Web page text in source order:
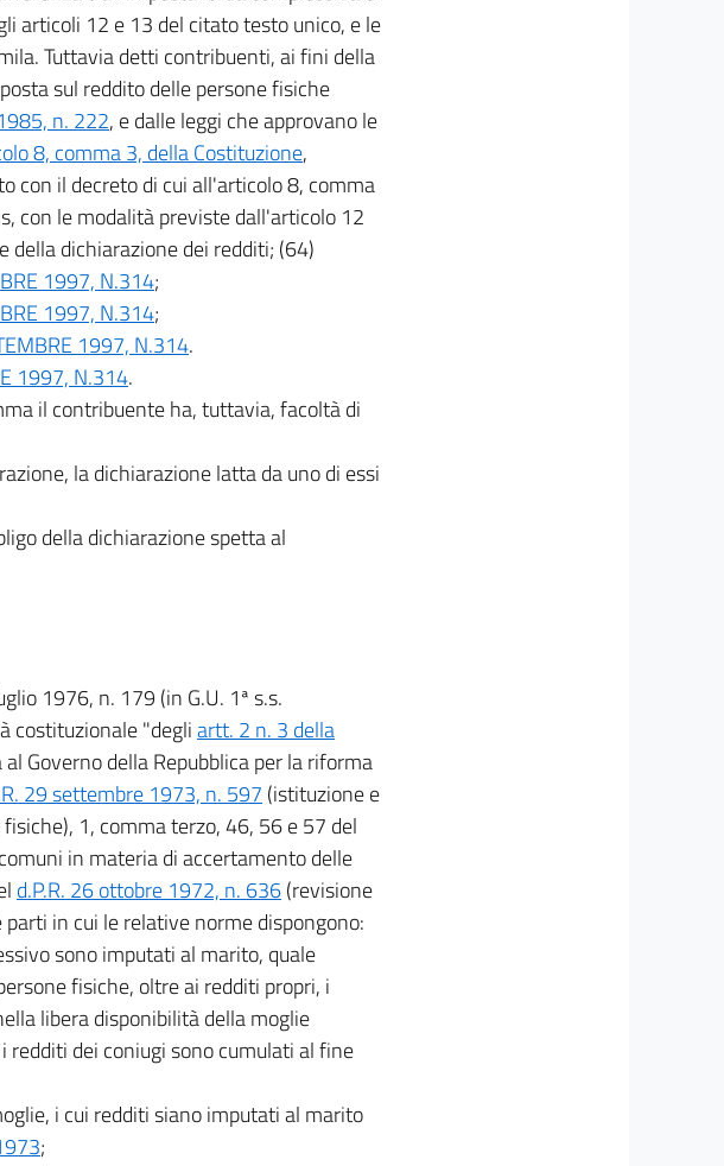
articoli 12 e 13 del citato testo unico, e le
Tuttavia detti contribuenti, ai fini della
sul reddito delle persone fisiche
n. 222, e dalle leggi che approvano le
8, comma 3, della Costituzione,
con il decreto di cui all'articolo 8, comma
con le modalità previste dall'articolo 12
dichiarazione dei redditi; (64)
1997, N.314;
1997, N.314;
1997, N.314.
1997, N.314.
il contribuente ha, tuttavia, facoltà di
la dichiarazione latta da uno di essi
della dichiarazione spetta al
1976, n. 179 (in G.U. 1ª s.s.
costituzionale "degliartt. 2 n. 3 della
Governo della Repubblica per la riforma
29 settembre 1973, n. 597 (istituzione e
1, comma terzo, 46, 56 e 57 del
in materia di accertamento delle
d.P.R. 26 ottobre 1972, n. 636(revisione
in cui le relative norme dispongono:
sono imputati al marito, quale
fisiche, oltre ai redditi propri, i
libera disponibilità della moglie
dei coniugi sono cumulati al fine
i cui redditi siano imputati al marito
;